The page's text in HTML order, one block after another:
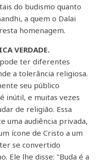
do budismo quanto
a quem o Dalai
homenagem.
VERDADE.
ter diferentes
a tolerância religiosa.
seu público
inútil, e muitas vezes
de religião. Essa
uma audiência privada,
ícone de Cristo a um
se convertido
Ele lhe disse: "Buda é a